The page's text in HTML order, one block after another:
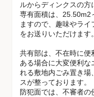
ルからディンクスの方
専有面積は、25.50m2
ますので、趣味やラ
をお送りいただけます。
共有部は、不在時に便
ある場合に大変便利な
れる敷地内ごみ置き場
スが整っております。
防犯面では、不審者の